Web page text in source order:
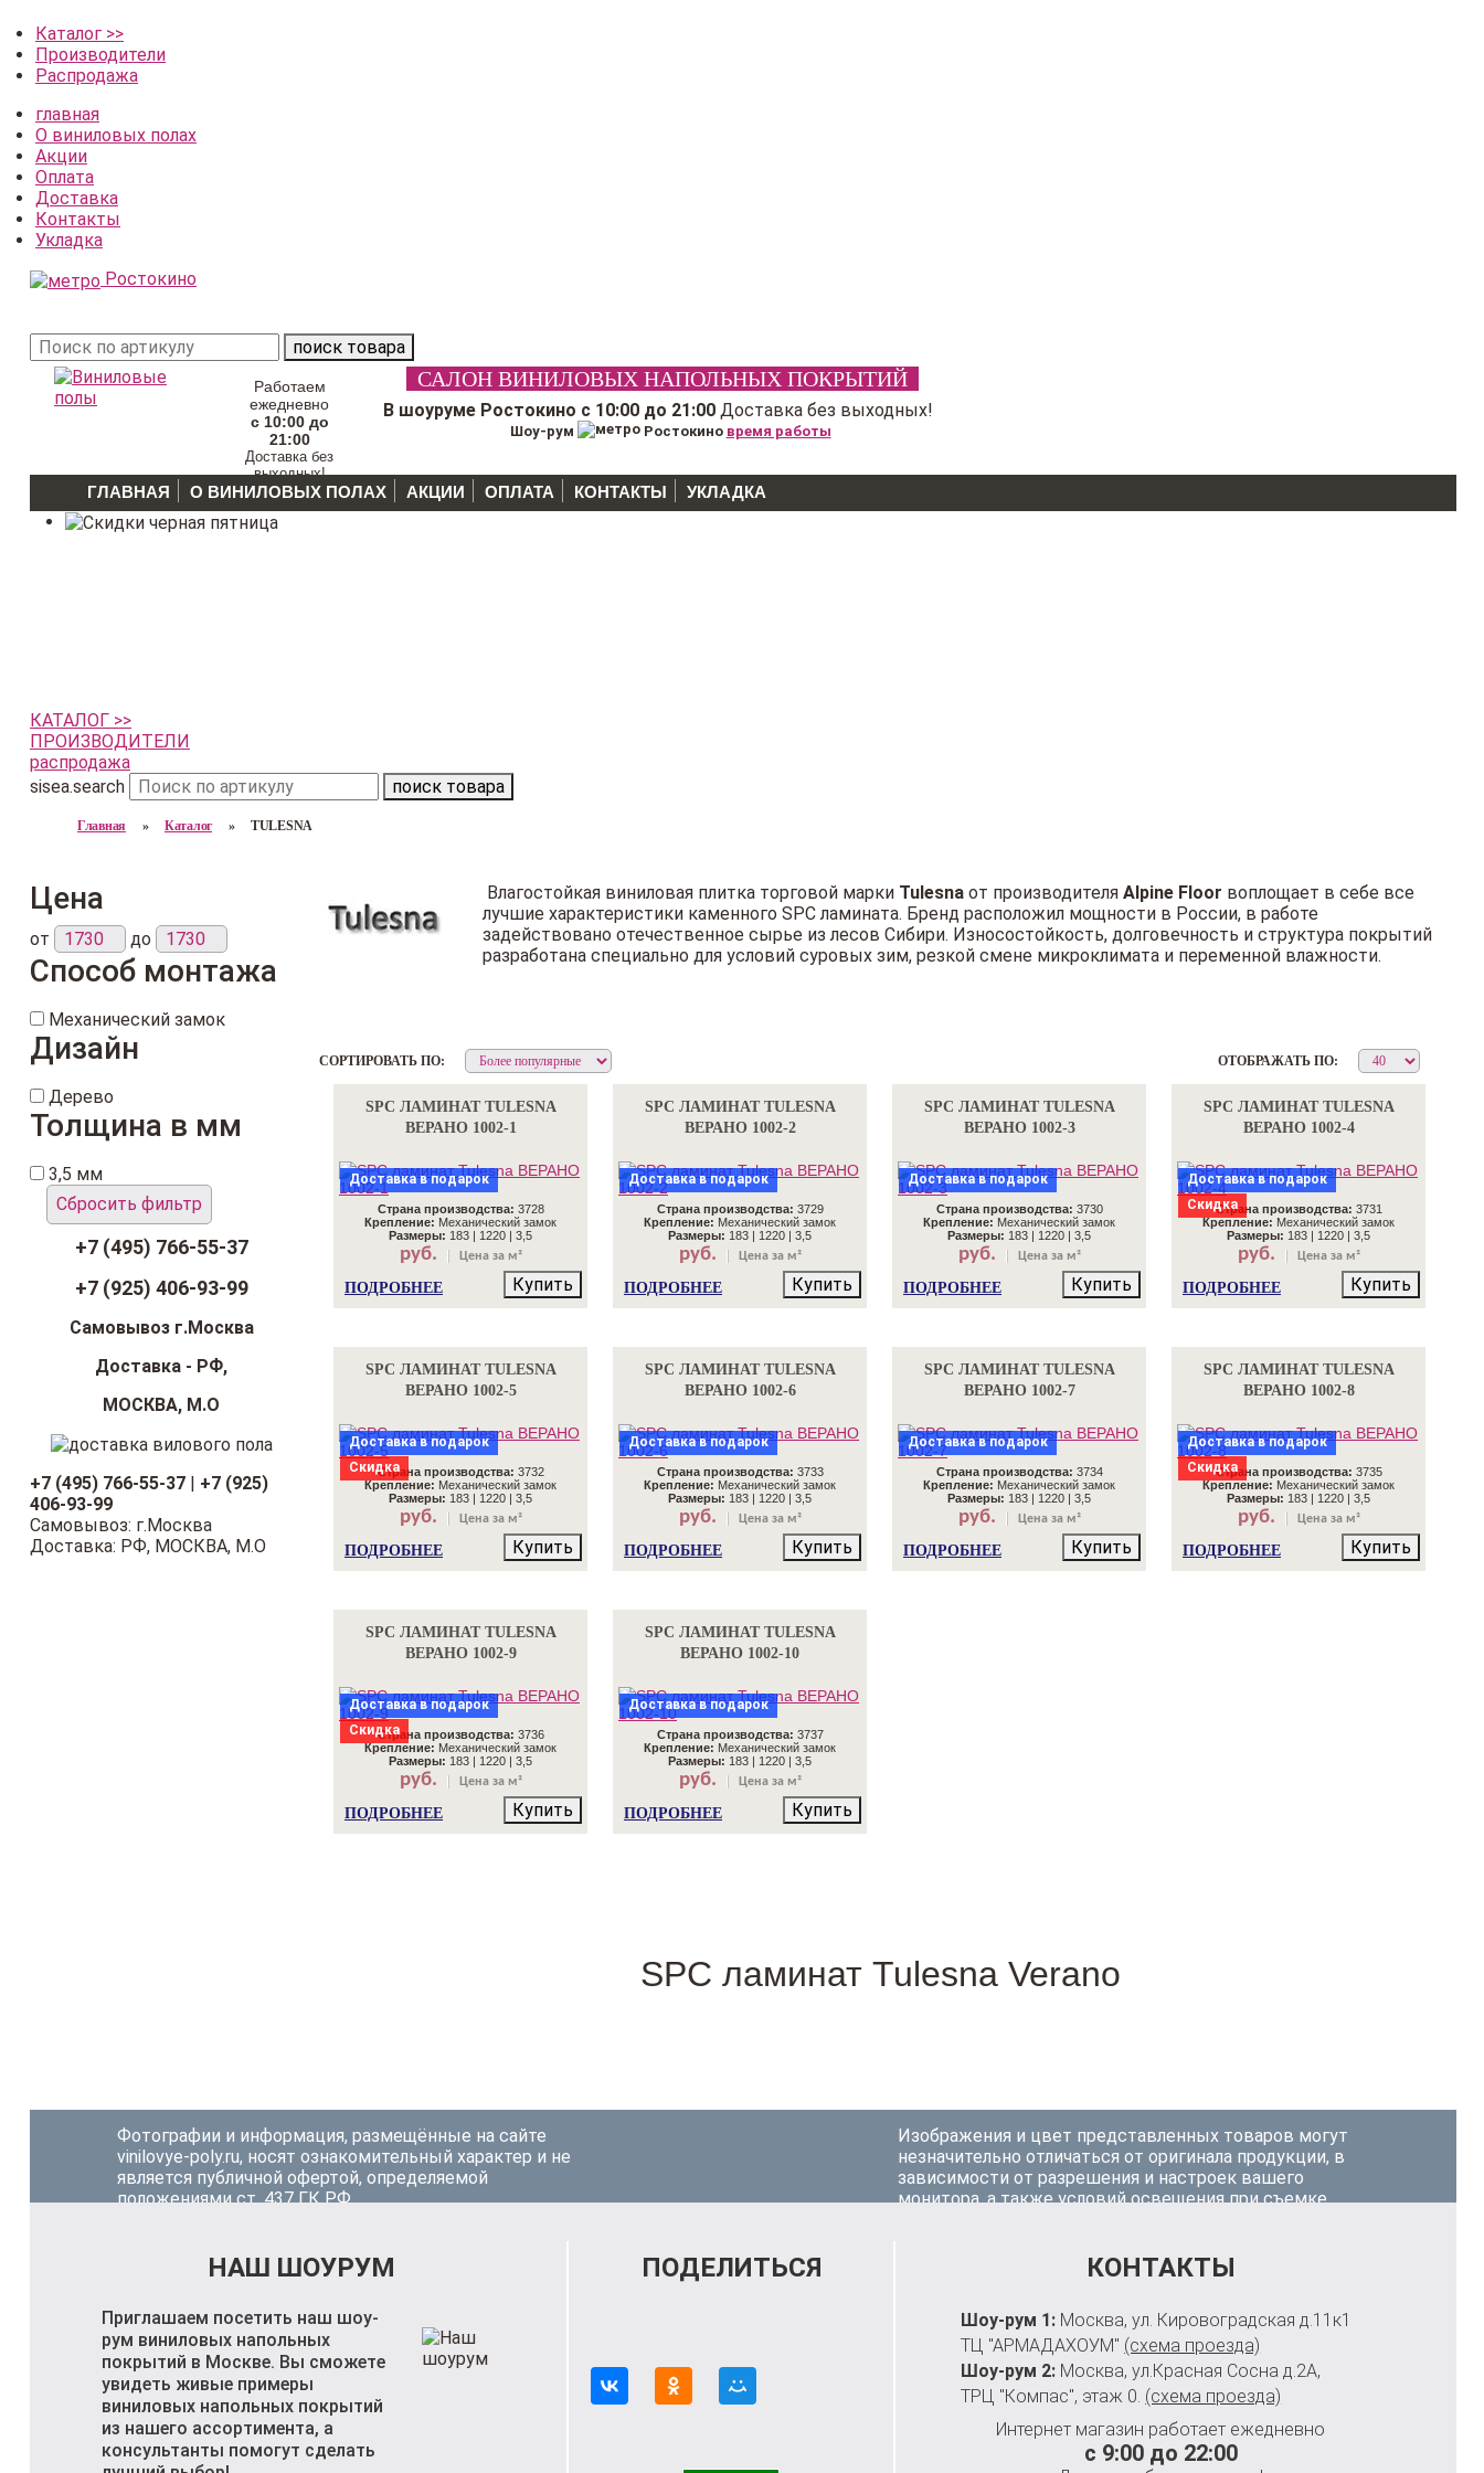
Каталог >>
Производители
Распродажа
главная
О виниловых полах
Акции
Оплата
Доставка
Контакты
Укладка
Ростокино
поиск товара
Работаем
ежедневно
с 10:00 до
21:00
Доставка без
выходных!
САЛОН ВИНИЛОВЫХ НАПОЛЬНЫХ ПОКРЫТИЙ
В шоуруме Ростокино с 10:00 до 21:00 Доставка без выходных!
Шоу-рум Ростокино время работы
ГЛАВНАЯ О ВИНИЛОВЫХ ПОЛАХ АКЦИИ ОПЛАТА КОНТАКТЫ УКЛАДКА
КАТАЛОГ >>
ПРОИЗВОДИТЕЛИ
распродажа
sisea.search
поиск товара
Главная » Каталог » TULESNA
Влагостойкая виниловая плитка торговой марки Tulesna от производителя Alpine Floor воплощает в себе все
лучшие характеристики каменного SPC ламината. Бренд расположил мощности в России, в работе
задействовано отечественное сырье из лесов Сибири. Износостойкость, долговечность и структура покрытий
разработана специально для условий суровых зим, резкой смене микроклимата и переменной влажности.
СОРТИРОВАТЬ ПО: ОТОБРАЖАТЬ ПО:
SPC ЛАМИНАТ TULESNA
ВЕРАНО 1002-1
Доставка в подарок
Страна производства: 3728
Крепление: Механический замок
Размеры: 183 | 1220 | 3,5
руб. Цена за м²
ПОДРОБНЕЕ Купить
SPC ЛАМИНАТ TULESNA
ВЕРАНО 1002-2
Доставка в подарок
Страна производства: 3729
Крепление: Механический замок
Размеры: 183 | 1220 | 3,5
руб. Цена за м²
ПОДРОБНЕЕ Купить
SPC ЛАМИНАТ TULESNA
ВЕРАНО 1002-3
Доставка в подарок
Страна производства: 3730
Крепление: Механический замок
Размеры: 183 | 1220 | 3,5
руб. Цена за м²
ПОДРОБНЕЕ Купить
SPC ЛАМИНАТ TULESNA
ВЕРАНО 1002-4
Доставка в подарок
СкидкаСтрана производства: 3731
Крепление: Механический замок
Размеры: 183 | 1220 | 3,5
руб. Цена за м²
ПОДРОБНЕЕ Купить
SPC ЛАМИНАТ TULESNA
ВЕРАНО 1002-5
Доставка в подарок
СкидкаСтрана производства: 3732
Крепление: Механический замок
Размеры: 183 | 1220 | 3,5
руб. Цена за м²
ПОДРОБНЕЕ Купить
SPC ЛАМИНАТ TULESNA
ВЕРАНО 1002-6
Доставка в подарок
Страна производства: 3733
Крепление: Механический замок
Размеры: 183 | 1220 | 3,5
руб. Цена за м²
ПОДРОБНЕЕ Купить
SPC ЛАМИНАТ TULESNA
ВЕРАНО 1002-7
Доставка в подарок
Страна производства: 3734
Крепление: Механический замок
Размеры: 183 | 1220 | 3,5
руб. Цена за м²
ПОДРОБНЕЕ Купить
SPC ЛАМИНАТ TULESNA
ВЕРАНО 1002-8
Доставка в подарок
СкидкаСтрана производства: 3735
Крепление: Механический замок
Размеры: 183 | 1220 | 3,5
руб. Цена за м²
ПОДРОБНЕЕ Купить
SPC ЛАМИНАТ TULESNA
ВЕРАНО 1002-9
Доставка в подарок
СкидкаСтрана производства: 3736
Крепление: Механический замок
Размеры: 183 | 1220 | 3,5
руб. Цена за м²
ПОДРОБНЕЕ Купить
SPC ЛАМИНАТ TULESNA
ВЕРАНО 1002-10
Доставка в подарок
Страна производства: 3737
Крепление: Механический замок
Размеры: 183 | 1220 | 3,5
руб. Цена за м²
ПОДРОБНЕЕ Купить
SPC ламинат Tulesna Verano
Цена
от до
Способ монтажа
Механический замок
Дизайн
Дерево
Толщина в мм
3,5 мм
Сбросить фильтр
+7 (495) 766-55-37
+7 (925) 406-93-99
Самовывоз г.Москва
Доставка - РФ,
МОСКВА, М.О
+7 (495) 766-55-37 | +7 (925)
406-93-99
Самовывоз: г.Москва
Доставка: РФ, МОСКВА, М.О
Фотографии и информация, размещённые на сайте
vinilovye-poly.ru, носят ознакомительный характер и не
является публичной офертой, определяемой
положениями ст. 437 ГК РФ.
Изображения и цвет представленных товаров могут
незначительно отличаться от оригинала продукции, в
зависимости от разрешения и настроек вашего
монитора, а также условий освещения при съемке.
НАШ ШОУРУМ
Приглашаем посетить наш шоу-
рум виниловых напольных
покрытий в Москве. Вы сможете
увидеть живые примеры
виниловых напольных покрытий
из нашего ассортимента, а
консультанты помогут сделать
ПОДЕЛИТЬСЯ КОНТАКТЫ
Шоу-рум 1: Москва, ул. Кировоградская д.11к1
ТЦ "АРМАДАХОУМ" (схема проезда)
Шоу-рум 2: Москва, ул.Красная Сосна д.2А,
ТРЦ "Компас", этаж 0. (схема проезда)
Интернет магазин работает ежедневно
с 9:00 до 22:00